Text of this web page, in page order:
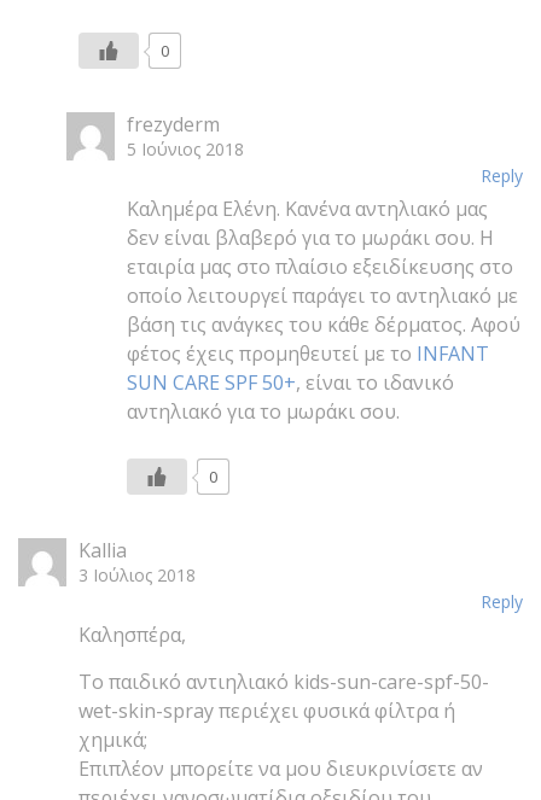
0
frezyderm
5 Ιούνιος 2018
Reply
Καλημέρα Ελένη. Κανένα αντηλιακό μας
δεν είναι βλαβερό για το μωράκι σου. Η
εταιρία μας στο πλαίσιο εξειδίκευσης στο
οποίο λειτουργεί παράγει το αντηλιακό με
βάση τις ανάγκες του κάθε δέρματος. Αφού
φέτος έχεις προμηθευτεί με το INFANT
SUN CARE SPF 50+, είναι το ιδανικό
αντηλιακό για το μωράκι σου.
0
Kallia
3 Ιούλιος 2018
Reply
Καλησπέρα,
Το παιδικό αντιηλιακό kids-sun-care-spf-50-
wet-skin-spray περιέχει φυσικά φίλτρα ή
χημικά;
Επιπλέον μπορείτε να μου διευκρινίσετε αν